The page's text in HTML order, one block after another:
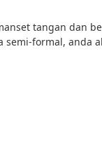
tangan dan
formal, anda